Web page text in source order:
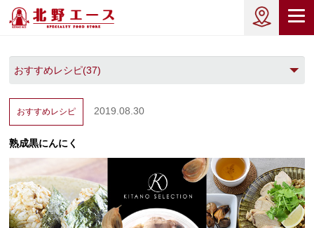
おすすめレシピ 2019.08.30
熟成黒にんにく